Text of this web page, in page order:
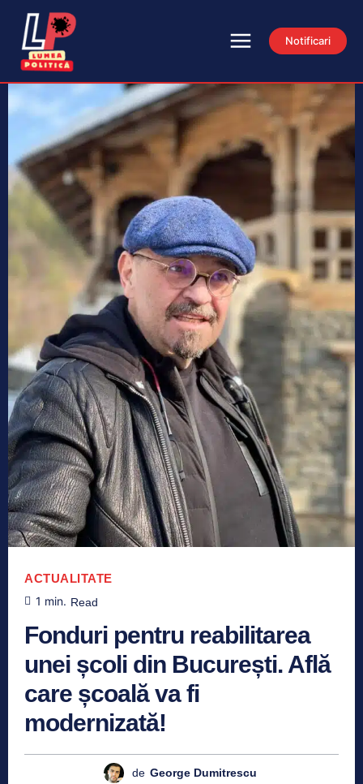
Notificari
ACTUALITATE
1 min. Read
Fonduri pentru reabilitarea
unei școli din București. Află
care școală va fi
modernizată!
de George Dumitrescu